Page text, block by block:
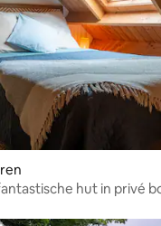
hut in privé